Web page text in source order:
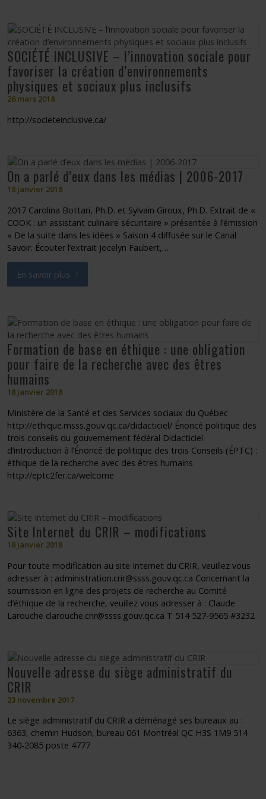
SOCIÉTÉ INCLUSIVE – l’innovation sociale pour
favoriser la création d’environnements
physiques et sociaux plus inclusifs
26 mars 2018
http://societeinclusive.ca/
On a parlé d’eux dans les médias | 2006-2017
18 janvier 2018
2017 Carolina Bottari, Ph.D. et Sylvain Giroux, Ph.D. Extrait de «
COOK : un assistant culinaire sécuritaire » présentée à l’émission
« De la suite dans les idées » Saison 4 diffusée sur le Canal
Savoir. Écouter l’extrait Jocelyn Faubert,…
En savoir plus
sur On a parlé d’eux dans les médias | 2006-2017
Formation de base en éthique : une obligation
pour faire de la recherche avec des êtres
humains
18 janvier 2018
Ministère de la Santé et des Services sociaux du Québec
http://ethique.msss.gouv.qc.ca/didacticiel/ Énoncé politique des
trois conseils du gouvernement fédéral Didacticiel
d’introduction à l’Énoncé de politique des trois Conseils (ÉPTC) :
éthique de la recherche avec des êtres humains
http://eptc2fer.ca/welcome
Site Internet du CRIR – modifications
18 janvier 2018
Pour toute modification au site Internet du CRIR, veuillez vous
adresser à : administration.crir@ssss.gouv.qc.ca Concernant la
soumission en ligne des projets de recherche au Comité
d’éthique de la recherche, veuillez vous adresser à : Claude
Larouche clarouche.crir@ssss.gouv.qc.ca T 514 527-9565 #3232
Nouvelle adresse du siège administratif du
CRIR
23 novembre 2017
Le siège administratif du CRIR a déménagé ses bureaux au :
6363, chemin Hudson, bureau 061 Montréal QC H3S 1M9 514
340-2085 poste 4777